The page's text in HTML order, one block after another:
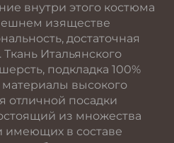
внутри этого костюма
изяществе
достаточная
Итальянского
подкладка 100%
высокого
отличной посадки
из множества
имеющих в составе